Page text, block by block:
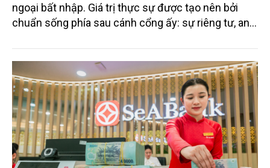
ngoại bất nhập. Giá trị thực sự được tạo nên bởi
chuẩn sống phía sau cánh cổng ấy: sự riêng tư, an
vụ được thiết kế dành riêng cho họ.